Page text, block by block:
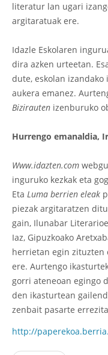
literatur lan ugari
argitaratuak ere.
Idazle Eskolaren
dira azken urteetan.
dute, eskolan
aukera emanez.
Bizirauten izenburuko
Hurrengo emanaldia,
Www.idazten.com
inguruko kezkak eta
Eta Luma berrien eleak
piezak argitaratzen
gain, Ilunabar
Iaz, Gipuzkoako
herrietan egin zituzten
ere. Aurtengo
gorri ateneoan egingo
den ikasturtean
zenbait pasarte
http://